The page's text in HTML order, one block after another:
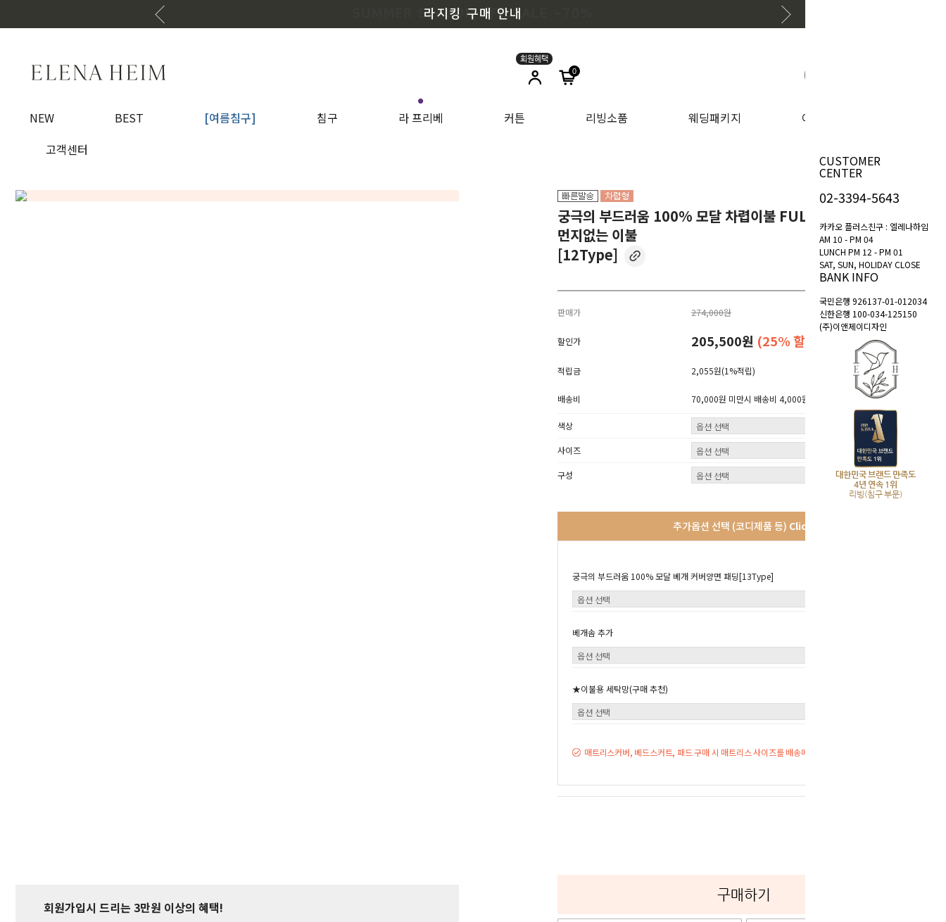
SUMMER SEASON OFF SALE ~70%
CUSTOMER
CENTER
02-3394-5643
카카오 플러스친구 : 엘레나하임
AM 10 - PM 04
LUNCH PM 12 - PM 01
SAT, SUN, HOLIDAY CLOSE
BANK INFO
국민은행 926137-01-012034
신한은행 100-034-125150
(주)이앤제이디자인
대한민국 브랜드 만족도
4년 연속 1위
리빙(침구 부문)
0
NEW BEST [여름침구] 침구
●
라 프리베 커튼 리빙소품 웨딩패키지
이벤트
고객센터
회원가입시 드리는 3만원 이상의 혜택!
궁극의 부드러움 100% 모달 차렵이불 FULL SET
먼지없는 이불
[12Type]
판매가 274,000원
할인가 205,500원 (25% 할인)
적립금 2,055원(1%적립)
배송비 70,000원 미만시 배송비 4,000원 (산간지역 3,000원 추가)
색상
사이즈
구성
추가옵션 선택 (코디제품 등) Click!
궁극의 부드러움 100% 모달 베개 커버양면 패딩[13Type]
베개솜 추가
★이불용 세탁망(구매 추천)
매트리스커버, 베드스커트, 패드 구매 시 매트리스 사이즈를 배송메시지에 기재해주세요.
구매하기